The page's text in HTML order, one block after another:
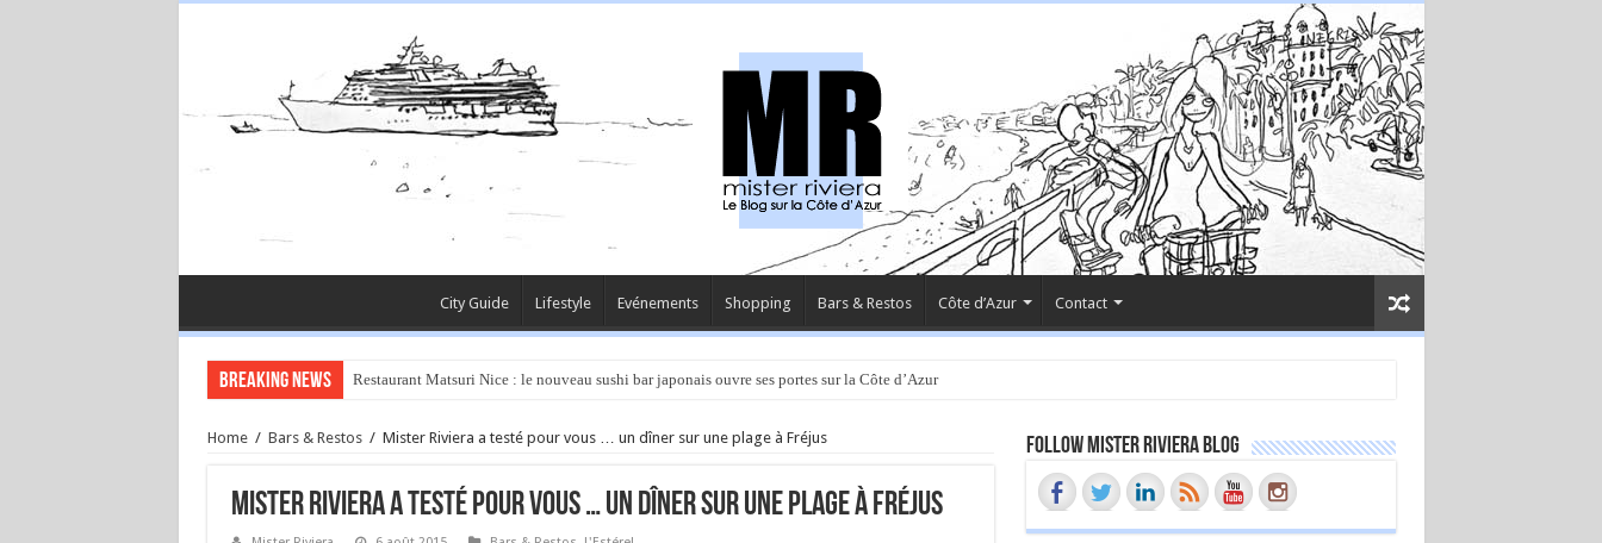
City Guide Lifestyle Evénements Shopping Bars & Restos Côte d’Azur Contact
Breaking News Restaurant Matsuri Nice : le nouveau sushi bar japonais ouvre ses portes sur la Côte d’Azur
Home / Bars & Restos / Mister Riviera a testé pour vous … un dîner sur une plage à Fréjus
Mister Riviera a testé pour vous … un dîner sur une plage à Fréjus
Follow Mister Riviera Blog